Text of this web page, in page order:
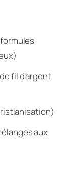
fil d'argent
aux